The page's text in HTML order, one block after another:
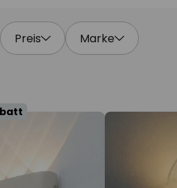
Preis Marke